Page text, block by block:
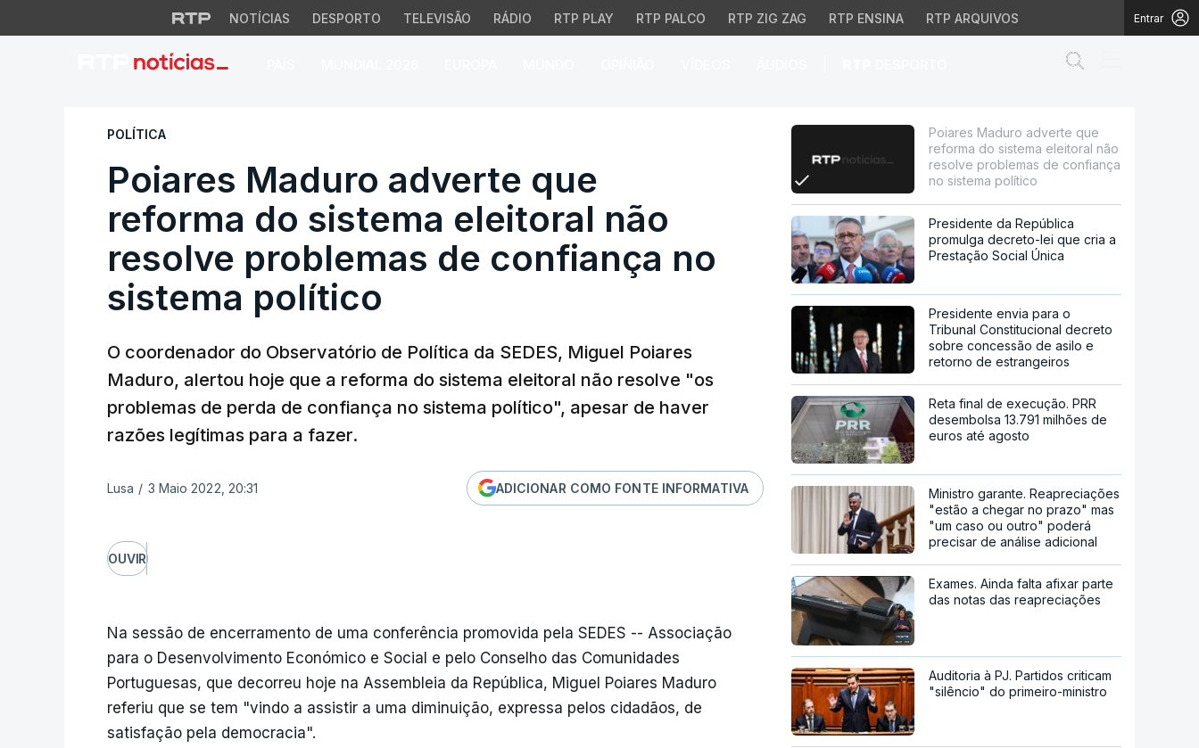
NOTÍCIAS DESPORTO TELEVISÃO RÁDIO RTP PLAY RTP PALCO RTP ZIG ZAG RTP ENSINA RTP ARQUIVOS Entrar
Poiares Maduro adverte que reforma do sistema eleitoral não
POLÍTICA
Poiares Maduro adverte que
reforma do sistema eleitoral não
resolve problemas de confiança no
sistema político
O coordenador do Observatório de Política da SEDES, Miguel Poiares
Maduro, alertou hoje que a reforma do sistema eleitoral não resolve "os
problemas de perda de confiança no sistema político", apesar de haver
razões legítimas para a fazer.
Lusa / 3 Maio 2022, 20:31 ADICIONAR COMO FONTE INFORMATIVA
OUVIR
Na sessão de encerramento de uma conferência promovida pela SEDES -- Associação
para o Desenvolvimento Económico e Social e pelo Conselho das Comunidades
Portuguesas, que decorreu hoje na Assembleia da República, Miguel Poiares Maduro
referiu que se tem "vindo a assistir a uma diminuição, expressa pelos cidadãos, de
satisfação pela democracia".
Poiares Maduro adverte que
reforma do sistema eleitoral não
resolve problemas de confiança
no sistema político
Presidente da República
promulga decreto-lei que cria a
Prestação Social Única
Presidente envia para o
Tribunal Constitucional decreto
sobre concessão de asilo e
retorno de estrangeiros
Reta final de execução. PRR
desembolsa 13.791 milhões de
euros até agosto
Ministro garante. Reapreciações
"estão a chegar no prazo" mas
"um caso ou outro" poderá
precisar de análise adicional
Exames. Ainda falta afixar parte
das notas das reapreciações
Auditoria à PJ. Partidos criticam
"silêncio" do primeiro-ministro